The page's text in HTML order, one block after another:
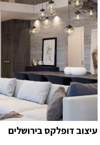
עיצוב דופלקס בירושלים